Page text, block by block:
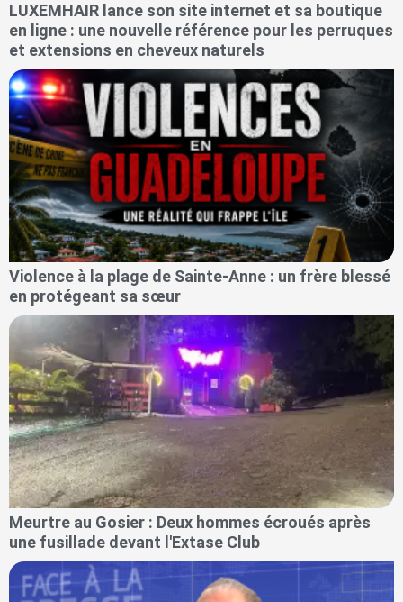
LUXEMHAIR lance son site internet et sa boutique
en ligne : une nouvelle référence pour les perruques
et extensions en cheveux naturels
Violence à la plage de Sainte-Anne : un frère blessé
en protégeant sa sœur
Meurtre au Gosier : Deux hommes écroués après
une fusillade devant l'Extase Club